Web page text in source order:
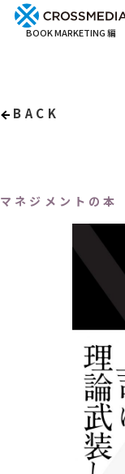
BOOK MARKETING 編
BACK
マネジメントの本